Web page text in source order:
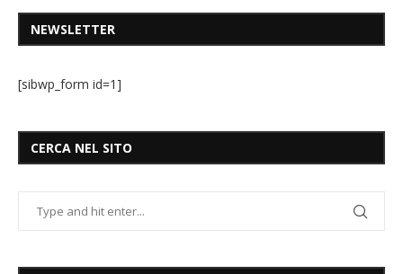
NEWSLETTER
[sibwp_form id=1]
CERCA NEL SITO